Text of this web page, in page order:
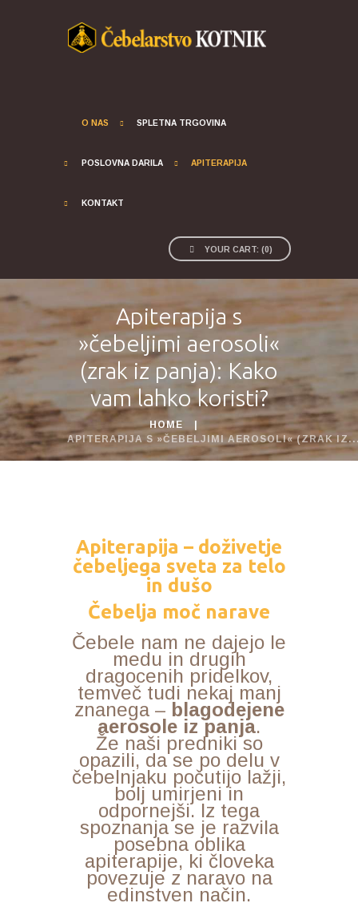
O NAS SPLETNA TRGOVINA
POSLOVNA DARILA APITERAPIJA
KONTAKT
YOUR CART: (0)
Apiterapija s
»čebeljimi aerosoli«
(zrak iz panja): Kako
vam lahko koristi?
HOME
APITERAPIJA S »ČEBELJIMI AEROSOLI« (ZRAK
Apiterapija – doživetje
čebeljega sveta za telo
in dušo
Čebelja moč narave
Čebele nam ne dajejo le
medu in drugih
dragocenih pridelkov,
temveč tudi nekaj manj
znanega – blagodejene
aerosole iz panja.
Že naši predniki so
opazili, da se po delu v
čebelnjaku počutijo lažji,
bolj umirjeni in
odpornejši. Iz tega
spoznanja se je razvila
posebna oblika
apiterapije, ki človeka
povezuje z naravo na
edinstven način.